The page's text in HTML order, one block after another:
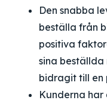
Den snabba
beställa från
positiva
sina beställda
bidragit till en
Kunderna